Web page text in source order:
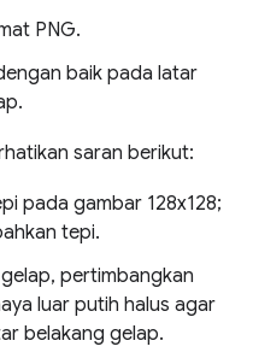
PNG.
baik pada latar
saran berikut:
pada gambar 128x128;
tepi.
pertimbangkan
luar putih halus agar
belakang gelap.